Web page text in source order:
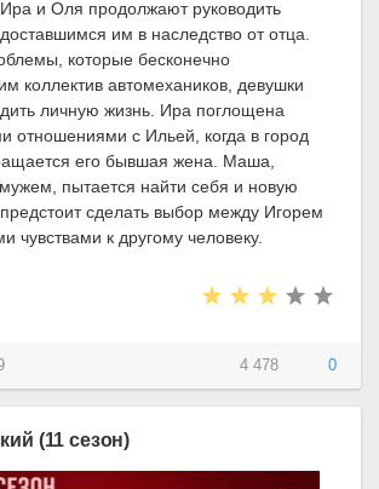
и Оля продолжают руководить
им в наследство от отца.
которые бесконечно
коллектив автомехаников, девушки
личную жизнь. Ира поглощена
отношениями с Ильей, когда в город
его бывшая жена. Маша,
пытается найти себя и новую
сделать выбор между Игорем
чувствами к другому человеку.
4 478 0
(11 сезон)